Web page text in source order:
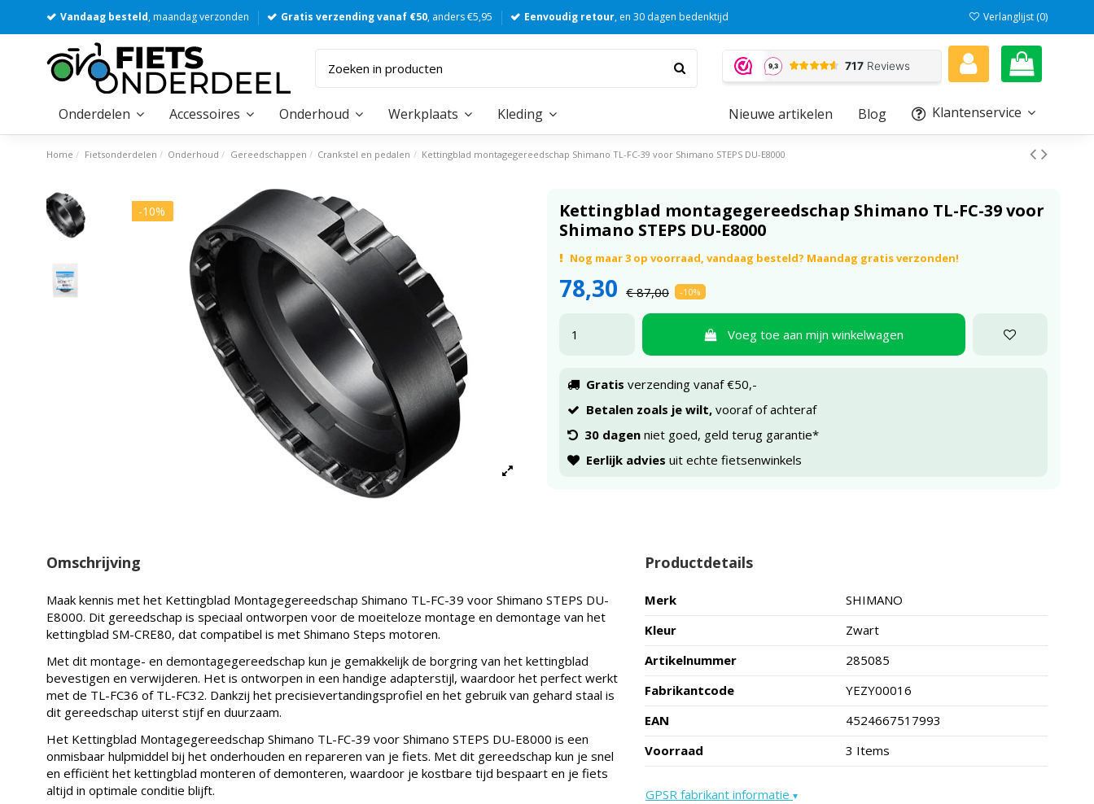
Vandaag besteld, maandag verzonden Gratis verzending vanaf €50, anders €5,95 Eenvoudig retour, en 30 dagen bedenktijd Verlanglijst (0)
Onderdelen Accessoires Onderhoud Werkplaats Kleding Klantenservice
Blog
Nieuwe artikelen
Home Fietsonderdelen Onderhoud Gereedschappen Crankstel en pedalen Kettingblad montagegereedschap Shimano TL-FC-39 voor Shimano STEPS DU-E8000
-10%
Kettingblad montagegereedschap Shimano TL-FC-39 voor
Shimano STEPS DU-E8000
Nog maar 3 op voorraad, vandaag besteld? Maandag gratis verzonden!
78,30 € 87,00 -10%
Voeg toe aan mijn winkelwagen
Gratis verzending vanaf €50,-
Betalen zoals je wilt,vooraf of achteraf
30 dagenniet goed, geld terug garantie*
Eerlijk advies uit echte fietsenwinkels
Omschrijving
Maak kennis met het Kettingblad Montagegereedschap Shimano TL-FC-39 voor Shimano STEPS DU-
E8000. Dit gereedschap is speciaal ontworpen voor de moeiteloze montage en demontage van het
kettingblad SM-CRE80, dat compatibel is met Shimano Steps motoren.
Met dit montage- en demontagegereedschap kun je gemakkelijk de borgring van het kettingblad
bevestigen en verwijderen. Het is ontworpen in een handige adapterstijl, waardoor het perfect werkt
met de TL-FC36 of TL-FC32. Dankzij het precisievertandingsprofiel en het gebruik van gehard staal is
dit gereedschap uiterst stijf en duurzaam.
Het Kettingblad Montagegereedschap Shimano TL-FC-39 voor Shimano STEPS DU-E8000 is een
onmisbaar hulpmiddel bij het onderhouden en repareren van je fiets. Met dit gereedschap kun je snel
en efficiënt het kettingblad monteren of demonteren, waardoor je kostbare tijd bespaart en je fiets
altijd in optimale conditie blijft.
Productdetails
Merk
SHIMANO
Kleur
Zwart
Artikelnummer
285085
Fabrikantcode
YEZY00016
EAN
4524667517993
Voorraad
3 Items
GPSR fabrikant informatie ▾